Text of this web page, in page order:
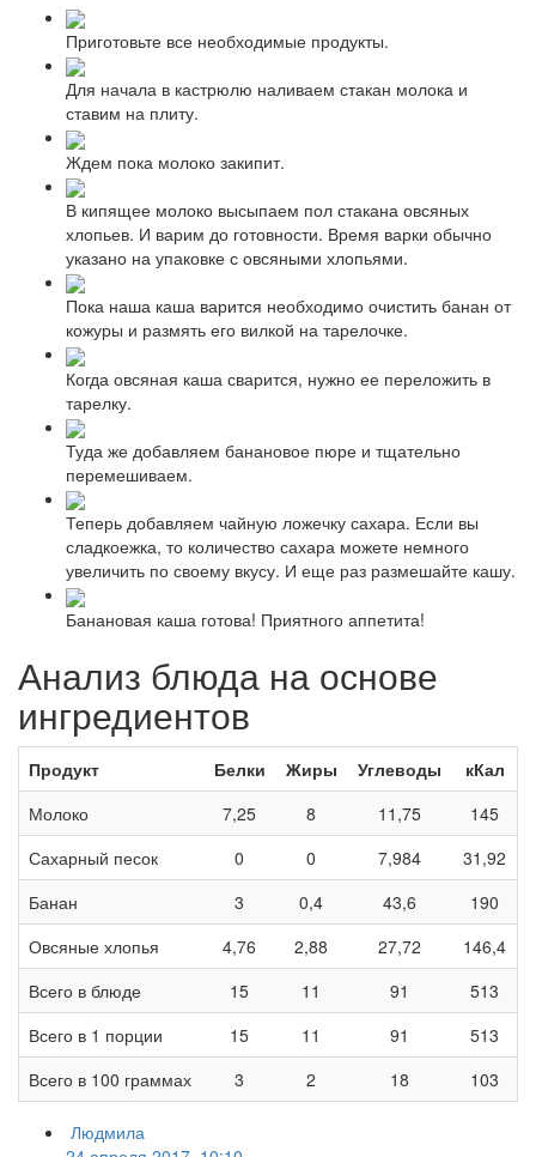
Приготовьте все необходимые продукты.
Для начала в кастрюлю наливаем стакан молока и
ставим на плиту.
Ждем пока молоко закипит.
В кипящее молоко высыпаем пол стакана овсяных
хлопьев. И варим до готовности. Время варки обычно
указано на упаковке с овсяными хлопьями.
Пока наша каша варится необходимо очистить банан от
кожуры и размять его вилкой на тарелочке.
Когда овсяная каша сварится, нужно ее переложить в
тарелку.
Туда же добавляем банановое пюре и тщательно
перемешиваем.
Теперь добавляем чайную ложечку сахара. Если вы
сладкоежка, то количество сахара можете немного
увеличить по своему вкусу. И еще раз размешайте кашу.
Банановая каша готова! Приятного аппетита!
Анализ блюда на основе
ингредиентов
Продукт Белки Жиры Углеводы
кКал
Молоко
7,25 8 11,75
145
Сахарный песок
0 0 7,984
31,92
Банан
3 0,4 43,6
190
Овсяные хлопья
4,76 2,88 27,72
146,4
Всего в блюде
15 11 91
513
Всего в 1 порции
15 11 91
513
Всего в 100 граммах
3 2 18 103
Людмила